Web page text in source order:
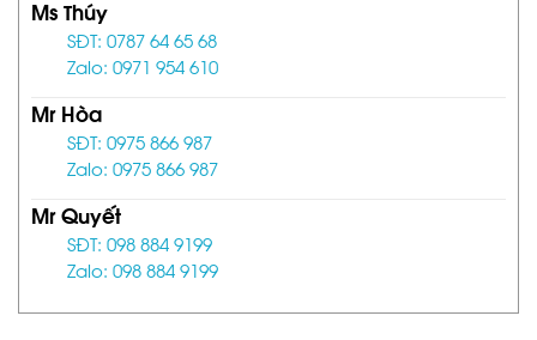
Ms Thúy
SĐT: 0787 64 65 68
Zalo: 0971 954 610
Mr Hòa
SĐT: 0975 866 987
Zalo: 0975 866 987
Mr Quyết
SĐT: 098 884 9199
Zalo: 098 884 9199